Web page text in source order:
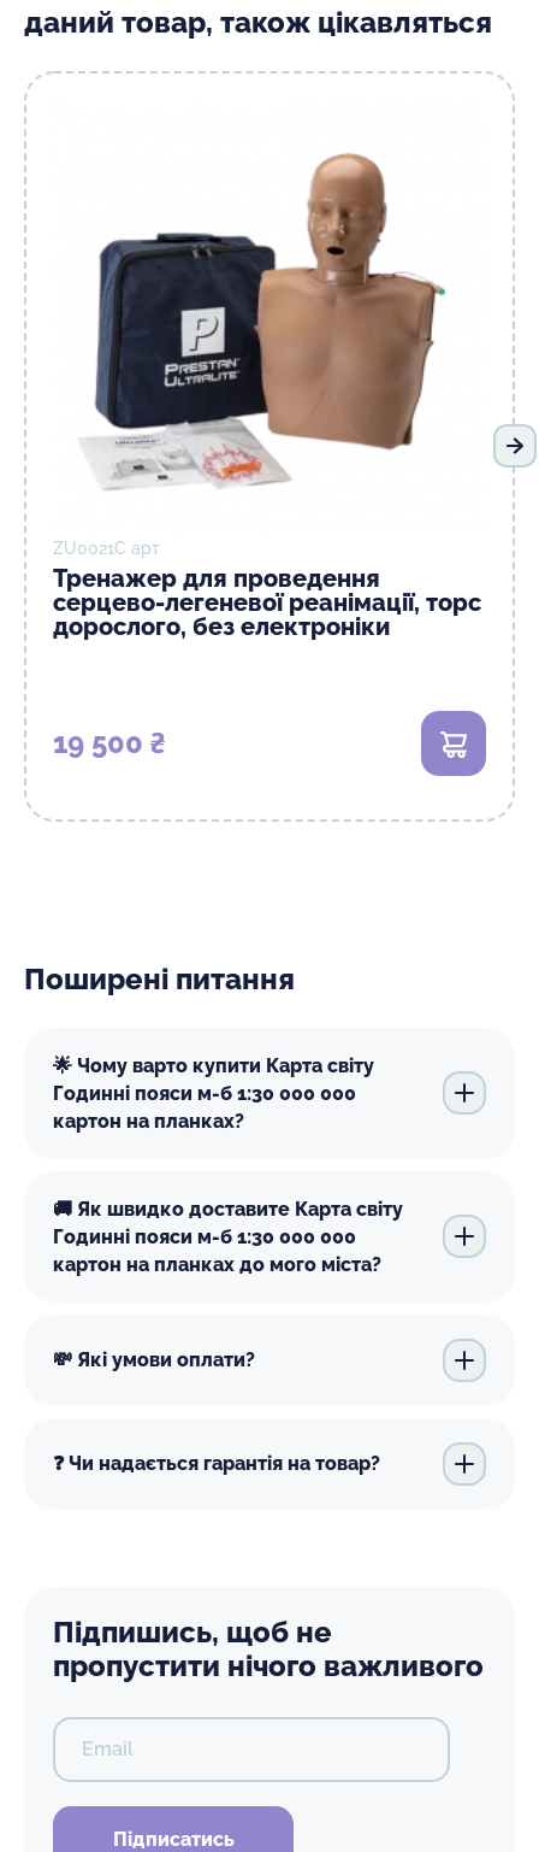
даний товар, також цікавляться
ZU0021C арт
Тренажер для проведення
серцево-легеневої реанімації, торс
дорослого, без електроніки
19 500 ₴ В кошик
Поширені питання
🌟 Чому варто купити Карта світу
Годинні пояси м-б 1:30 000 000
картон на планках?
🚚 Як швидко доставите Карта світу
Годинні пояси м-б 1:30 000 000
картон на планках до мого міста?
💸 Які умови оплати?
❓ Чи надається гарантія на товар?
Підпишись, щоб не
пропустити нічого важливого
Email
Підписатись